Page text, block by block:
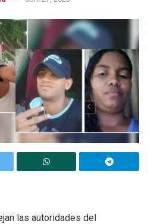
las autoridades del